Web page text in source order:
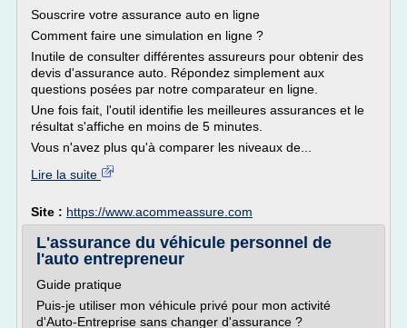
Souscrire votre assurance auto en ligne
Comment faire une simulation en ligne ?
Inutile de consulter différentes assureurs pour obtenir des
devis d'assurance auto. Répondez simplement aux
questions posées par notre comparateur en ligne.
Une fois fait, l'outil identifie les meilleures assurances et le
résultat s'affiche en moins de 5 minutes.
Vous n'avez plus qu'à comparer les niveaux de...
Lire la suite
Site : https://www.acommeassure.com
L'assurance du véhicule personnel de
l'auto entrepreneur
Guide pratique
Puis-je utiliser mon véhicule privé pour mon activité
d'Auto-Entreprise sans changer d'assurance ?